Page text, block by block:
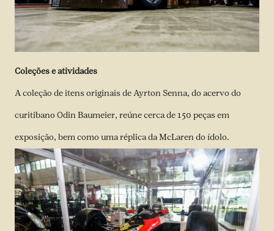
Coleções e atividades
Acoleção de itens originais de Ayrton Senna, do acervo do
curitibano Odin Baumeier, reúne cerca de 150 peças em
exposição, bem como uma réplica da McLaren do ídolo.